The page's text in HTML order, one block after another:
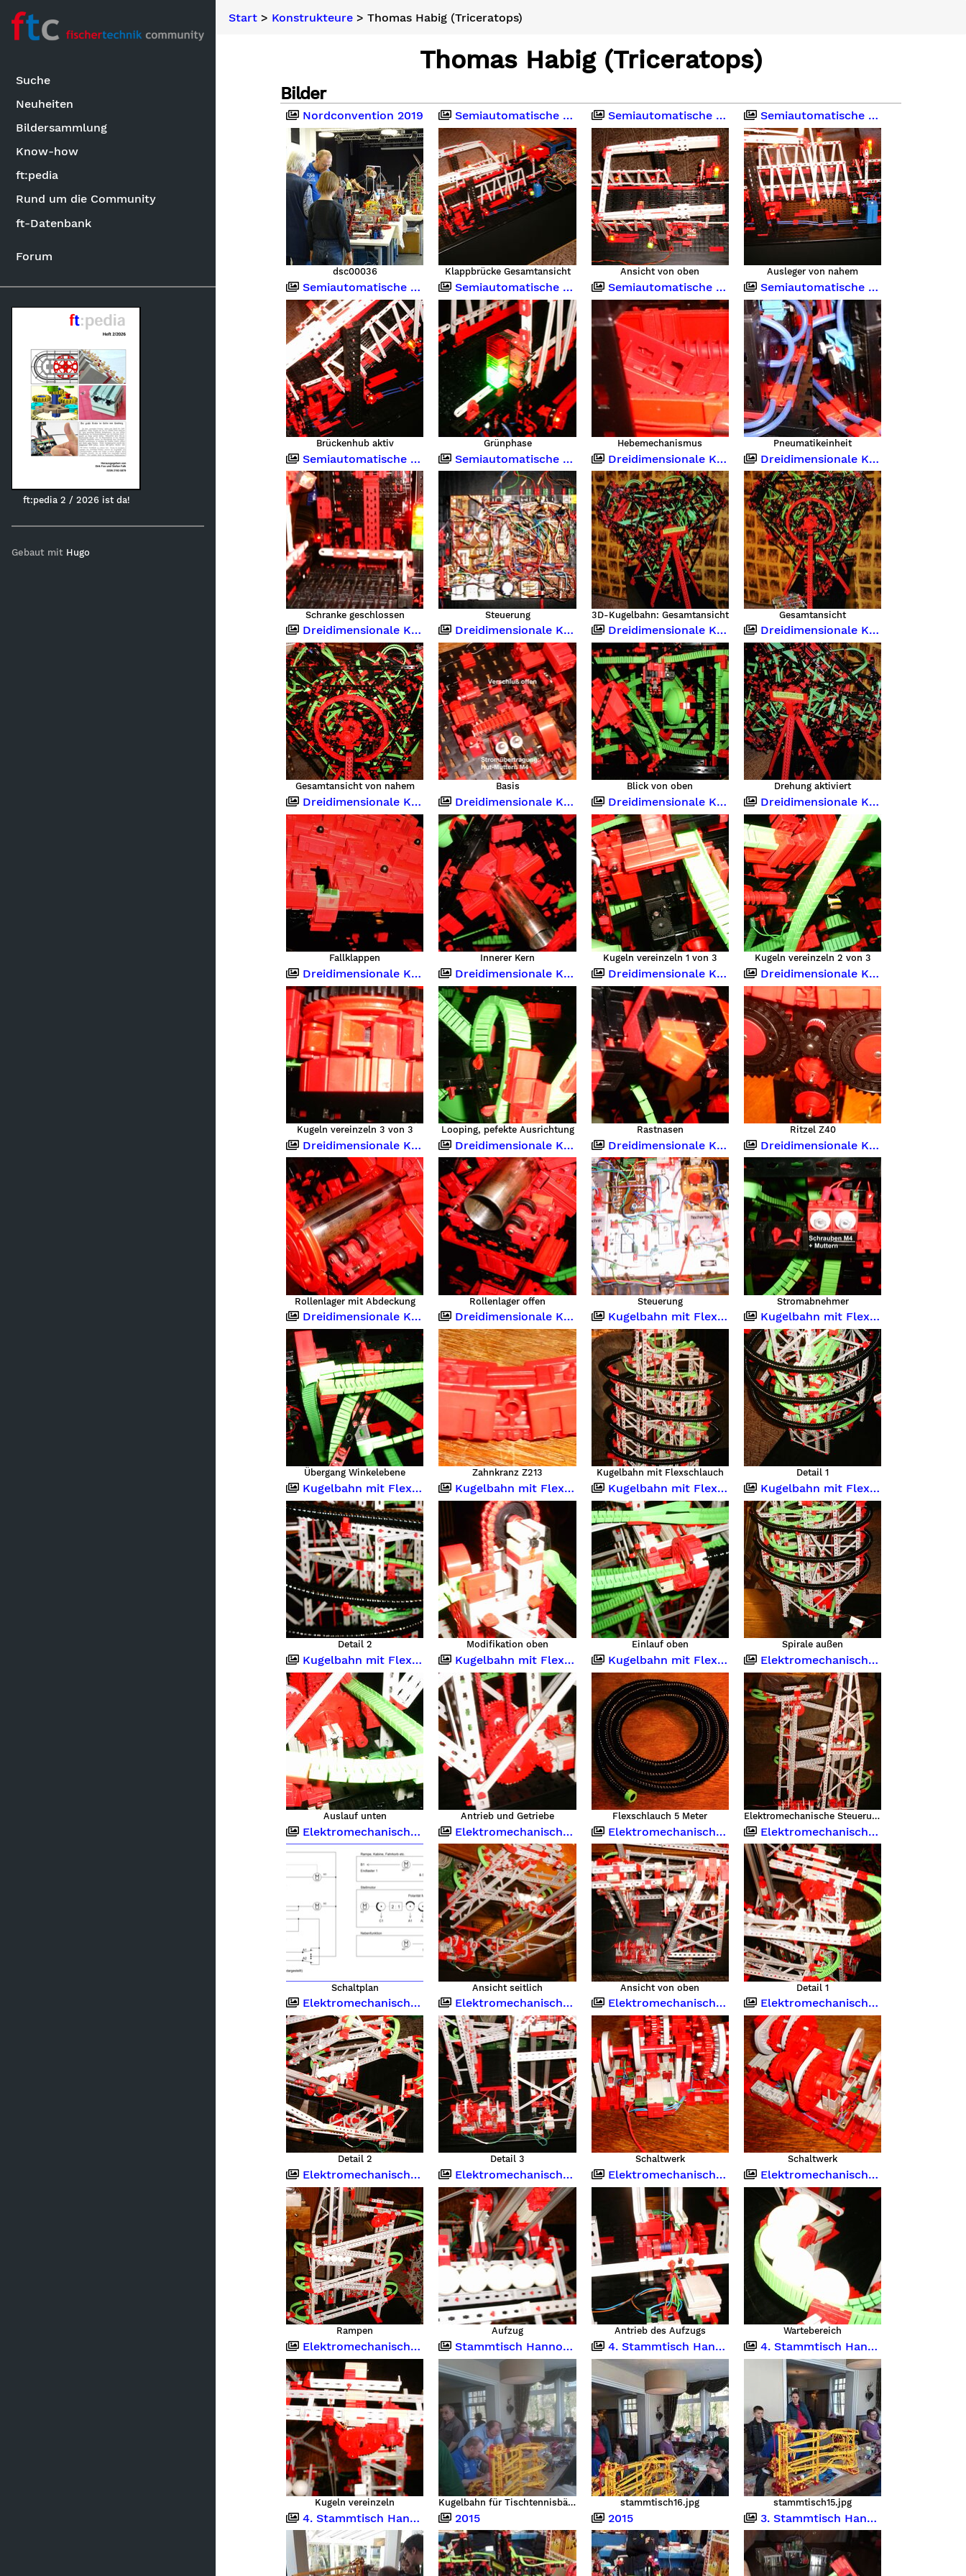
Suche
Neuheiten
Bildersammlung
Know-how
ft:pedia
Rund um die Community
ft-Datenbank
Forum
ft:pedia 2 / 2026 ist da!
Gebaut mit Hugo
Start> Konstrukteure> Thomas Habig (Triceratops)
Thomas Habig (Triceratops)
Bilder
Nordconvention 2019
dsc00036
Semiautomatische Klappbrücke
Klappbrücke Gesamtansicht
Semiautomatische Klappbrücke
Ansicht von oben
Semiautomatische Klappbrücke
Ausleger von nahem
Semiautomatische Klappbrücke
Brückenhub aktiv
Semiautomatische Klappbrücke
Grünphase
Semiautomatische Klappbrücke
Hebemechanismus
Semiautomatische Klappbrücke
Pneumatikeinheit
Semiautomatische Klappbrücke
Schranke geschlossen
Semiautomatische Klappbrücke
Steuerung
Dreidimensionale Kugelbahn
3D-Kugelbahn: Gesamtansicht
Dreidimensionale Kugelbahn
Gesamtansicht
Dreidimensionale Kugelbahn
Gesamtansicht von nahem
Dreidimensionale Kugelbahn
Basis
Dreidimensionale Kugelbahn
Blick von oben
Dreidimensionale Kugelbahn
Drehung aktiviert
Dreidimensionale Kugelbahn
Fallklappen
Dreidimensionale Kugelbahn
Innerer Kern
Dreidimensionale Kugelbahn
Kugeln vereinzeln 1 von 3
Dreidimensionale Kugelbahn
Kugeln vereinzeln 2 von 3
Dreidimensionale Kugelbahn
Kugeln vereinzeln 3 von 3
Dreidimensionale Kugelbahn
Looping, pefekte Ausrichtung
Dreidimensionale Kugelbahn
Rastnasen
Dreidimensionale Kugelbahn
Ritzel Z40
Dreidimensionale Kugelbahn
Rollenlager mit Abdeckung
Dreidimensionale Kugelbahn
Rollenlager offen
Dreidimensionale Kugelbahn
Steuerung
Dreidimensionale Kugelbahn
Stromabnehmer
Dreidimensionale Kugelbahn
Übergang Winkelebene
Dreidimensionale Kugelbahn
Zahnkranz Z213
Kugelbahn mit Flexschlauch 5 Meter
Kugelbahn mit Flexschlauch
Kugelbahn mit Flexschlauch 5 Meter
Detail 1
Kugelbahn mit Flexschlauch 5 Meter
Detail 2
Kugelbahn mit Flexschlauch 5 Meter
Modifikation oben
Kugelbahn mit Flexschlauch 5 Meter
Einlauf oben
Kugelbahn mit Flexschlauch 5 Meter
Spirale außen
Kugelbahn mit Flexschlauch 5 Meter
Auslauf unten
Kugelbahn mit Flexschlauch 5 Meter
Antrieb und Getriebe
Kugelbahn mit Flexschlauch 5 Meter
Flexschlauch 5 Meter
Elektromechanische Steuerung
Elektromechanische Steuerung
Elektromechanische Steuerung
Schaltplan
Elektromechanische Steuerung
Ansicht seitlich
Elektromechanische Steuerung
Ansicht von oben
Elektromechanische Steuerung
Detail 1
Elektromechanische Steuerung
Detail 2
Elektromechanische Steuerung
Detail 3
Elektromechanische Steuerung
Schaltwerk
Elektromechanische Steuerung
Schaltwerk
Elektromechanische Steuerung
Rampen
Elektromechanische Steuerung
Aufzug
Elektromechanische Steuerung
Antrieb des Aufzugs
Elektromechanische Steuerung
Wartebereich
Elektromechanische Steuerung
Kugeln vereinzeln
Stammtisch Hannover April 2016
Kugelbahn für Tischtennisbälle
4. Stammtisch Hannover 02.04.2016
stammtisch16.jpg
4. Stammtisch Hannover 02.04.2016
stammtisch15.jpg
4. Stammtisch Hannover 02.04.2016 2015 2015 3. Stammtisch Hannover